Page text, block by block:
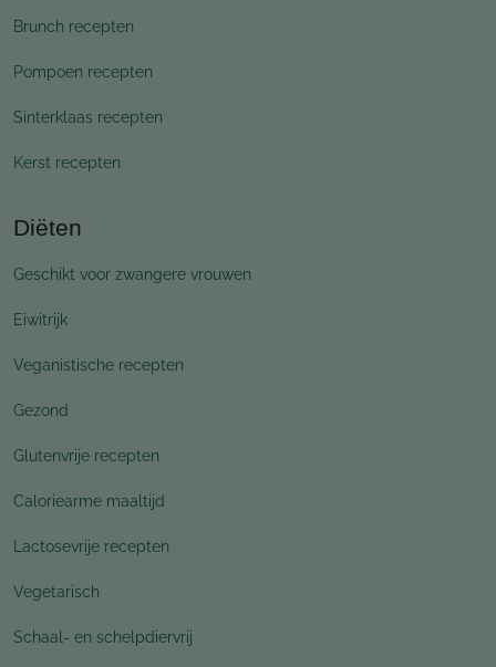
Brunch recepten
Pompoen recepten
Sinterklaas recepten
Kerst recepten
Diëten
Geschikt voor zwangere vrouwen
Eiwitrijk
Veganistische recepten
Gezond
Glutenvrije recepten
Caloriearme maaltijd
Lactosevrije recepten
Vegetarisch
Schaal- en schelpdiervrij